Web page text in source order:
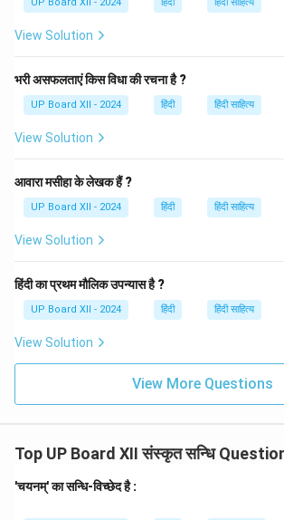
View Solution
भरी असफलताएं किस विधा की रचना है ?
UP Board XII - 2024 हिंदी हिंदी साहित्य
View Solution
आवारा मसीहा के लेखक हैं ?
UP Board XII - 2024 हिंदी हिंदी साहित्य
View Solution
हिंदी का प्रथम मौलिक उपन्यास है ?
UP Board XII - 2024 हिंदी हिंदी साहित्य
View Solution
View More Questions
Top UP Board XII संस्कृत सन्धि
'चयनम्' का सन्धि-विच्छेद है :